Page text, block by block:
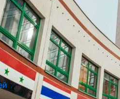
Логістики і Транспорту у
Польща